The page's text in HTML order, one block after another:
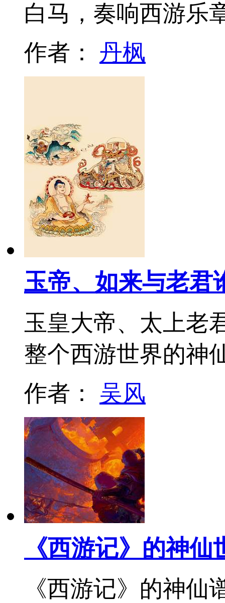
白马，奏响西游乐
作者： 丹枫
玉帝、如来与老君
玉皇大帝、太上老
整个西游世界的神
作者： 吴风
《西游记》的神
《西游记》的神